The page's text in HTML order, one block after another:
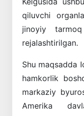
qiluvchi
jinoyiy
rejalashtirilgan.
Shu maqsadda
hamkorlik
markaziy
Amerika